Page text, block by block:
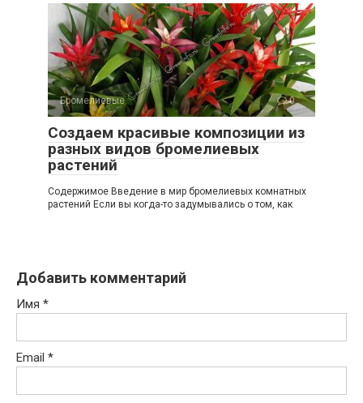
Бромелиевые 0
Создаем красивые композиции из
разных видов бромелиевых
растений
Содержимое Введение в мир бромелиевых комнатных
растений Если вы когда-то задумывались о том, как
Добавить комментарий
Имя *
Email *